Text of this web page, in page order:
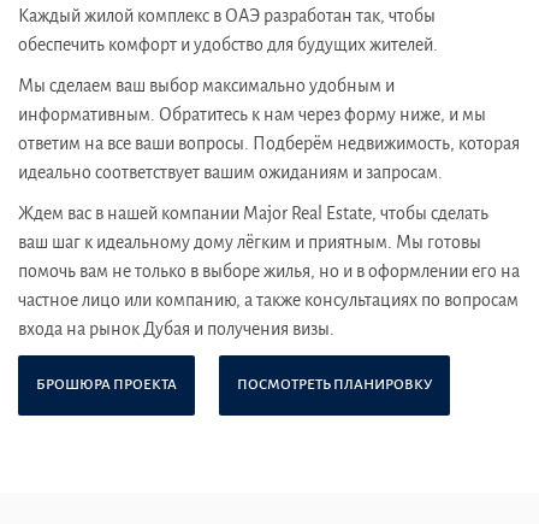
Каждый жилой комплекс в ОАЭ разработан так, чтобы
обеспечить комфорт и удобство для будущих жителей.
Мы сделаем ваш выбор максимально удобным и
информативным. Обратитесь к нам через форму ниже, и мы
ответим на все ваши вопросы. Подберём недвижимость, которая
идеально соответствует вашим ожиданиям и запросам.
Ждем вас в нашей компании Major Real Estate, чтобы сделать
ваш шаг к идеальному дому лёгким и приятным. Мы готовы
помочь вам не только в выборе жилья, но и в оформлении его на
частное лицо или компанию, а также консультациях по вопросам
входа на рынок Дубая и получения визы.
БРОШЮРА ПРОЕКТА ПОСМОТРЕТЬ ПЛАНИРОВКУ